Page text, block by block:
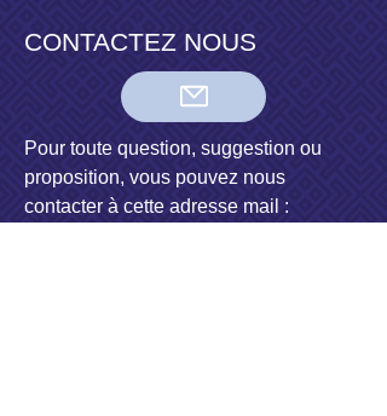
CONTACTEZ NOUS
Pour toute question, suggestion ou
proposition, vous pouvez nous
contacter à cette adresse mail :